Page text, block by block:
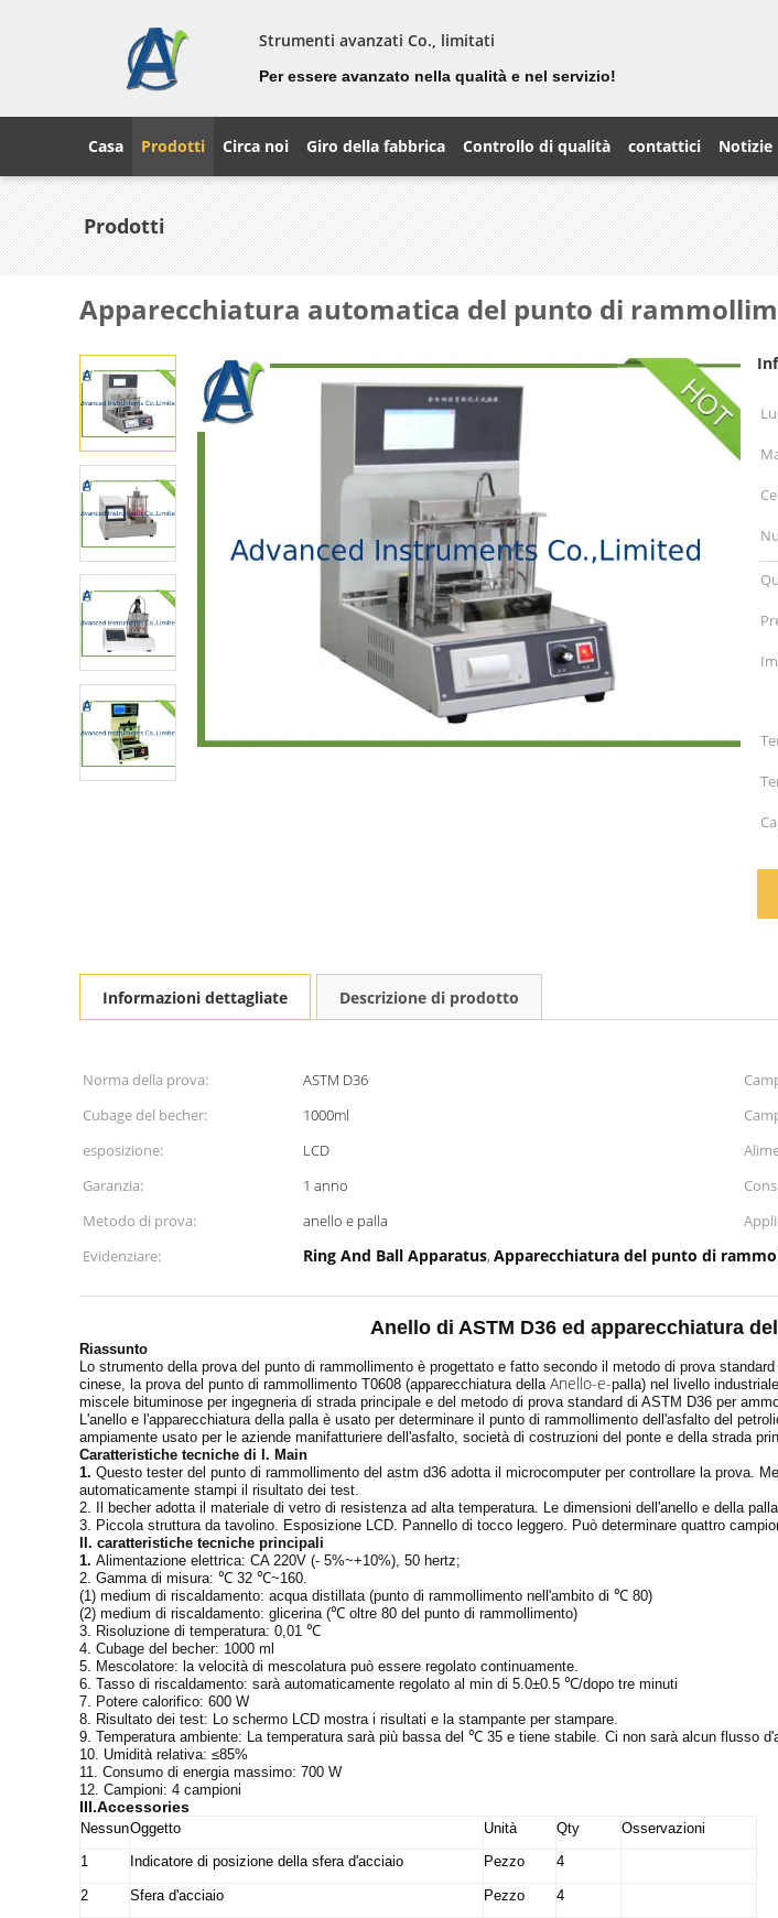
Strumenti avanzati Co., limitati
Per essere avanzato nella qualità e nel servizio!
Casa Prodotti Circa noi Giro della fabbrica Controllo di qualità contattici Notizie
Prodotti
Apparecchiatura automatica del punto di
Informazioni dettagliate Descrizione di prodotto
Norma della prova: ASTM D36
Cubage del becher:
1000ml
esposizione:
LCD
Garanzia:
1 anno
Metodo di prova:
anello e palla
Evidenziare:
Ring And Ball Apparatus, Apparecchiatura del punto di
Anello di ASTM D36 ed apparecchiatura
Riassunto
Lo strumento della prova del punto di rammollimento è progettato e fatto secondo il metodo di prova
cinese, la prova del punto di rammollimento T0608 (apparecchiatura dellaAnello-e-palla) nel livello
miscele bituminose per ingegneria di strada principale e del metodo di prova standard di ASTM D36 per
L'anello e l'apparecchiatura della palla è usato per determinare il punto di rammollimento dell'asfalto del
ampiamente usato per le aziende manifatturiere dell'asfalto, società di costruzioni del ponte e della strada
Caratteristiche tecniche di I. Main
1. Questo tester del punto di rammollimento del astm d36 adotta il microcomputer per controllare la prova.
automaticamente stampi il risultato dei test.
2. Il becher adotta il materiale di vetro di resistenza ad alta temperatura. Le dimensioni dell'anello e della
3. Piccola struttura da tavolino. Esposizione LCD. Pannello di tocco leggero. Può determinare quattro
II. caratteristiche tecniche principali
1. Alimentazione elettrica: CA 220V (- 5%~+10%), 50 hertz;
2. Gamma di misura: ℃ 32 ℃~160.
(1) medium di riscaldamento: acqua distillata (punto di rammollimento nell'ambito di ℃ 80)
(2) medium di riscaldamento: glicerina (℃ oltre 80 del punto di rammollimento)
3. Risoluzione di temperatura: 0,01 ℃
4. Cubage del becher: 1000 ml
5. Mescolatore: la velocità di mescolatura può essere regolato continuamente.
6. Tasso di riscaldamento: sarà automaticamente regolato al min di 5.0±0.5 ℃/dopo tre minuti
7. Potere calorifico: 600 W
8. Risultato dei test: Lo schermo LCD mostra i risultati e la stampante per stampare.
9. Temperatura ambiente: La temperatura sarà più bassa del ℃ 35 e tiene stabile. Ci non sarà alcun flusso
10. Umidità relativa: ≤85%
11. Consumo di energia massimo: 700 W
12. Campioni: 4 campioni
III.Accessories
NessunOggetto Unità Qty
Osservazioni
1
Indicatore di posizione della sfera d'acciaio Pezzo 4
2 Sfera d'acciaio Pezzo 4